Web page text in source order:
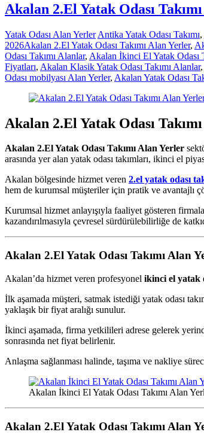
Akalan 2.El Yatak Odası
Yatak Odası Alan Yerler Antika Yatak Odası Takımı,
2026Akalan 2.El Yatak Odası Takımı Alan Yerler,
Odası Takımı Alanlar, Akalan İkinci El Yatak Odası
Fiyatları, Akalan Klasik Yatak Odası Takımı Alanlar,
Odası mobilyası Alan Yerler, Akalan Yatak Odası
Akalan 2.El Yatak Odası
Akalan 2.El Yatak Odası Takımı Alan Yerler
arasında yer alan yatak odası takımları, ikinci el
Akalan bölgesinde hizmet veren 2.el yatak odası
hem de kurumsal müşteriler için pratik ve avantajlı
Kurumsal hizmet anlayışıyla faaliyet gösteren
kazandırılmasıyla çevresel sürdürülebilirliğe de
Akalan 2.El Yatak Odası Takımı Alan
Akalan’da hizmet veren profesyonel ikinci el yatak
İlk aşamada müşteri, satmak istediği yatak odası
yaklaşık bir fiyat aralığı sunulur.
İkinci aşamada, firma yetkilileri adrese gelerek
sonrasında net fiyat belirlenir.
Anlaşma sağlanması halinde, taşıma ve nakliye
Akalan İkinci El Yatak Odası Takımı Alan
Akalan 2.El Yatak Odası Takımı Alan